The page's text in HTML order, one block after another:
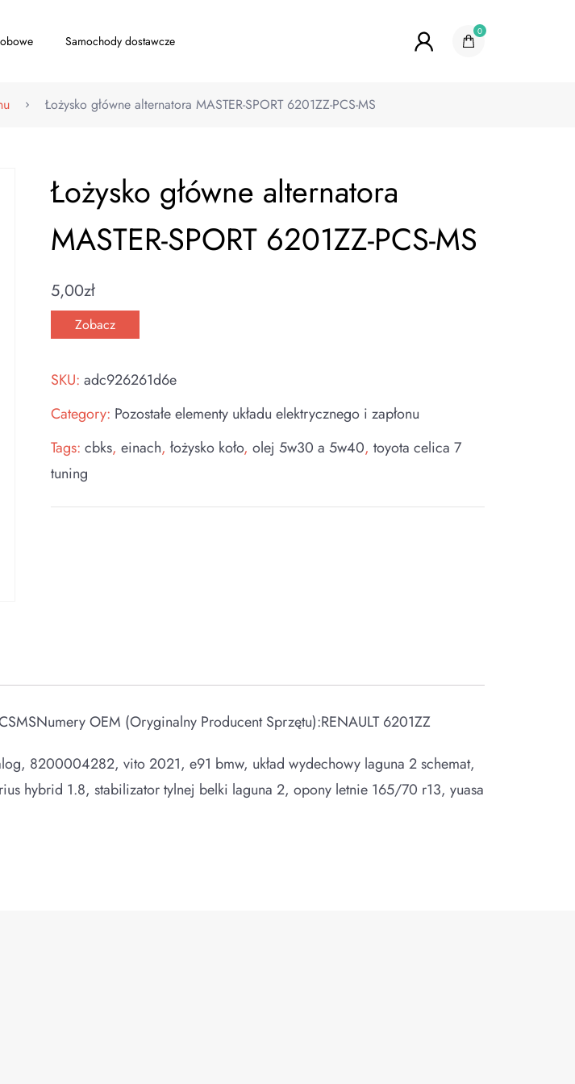
Samochody dostawcze
0
Łożysko główne alternatora MASTER-SPORT 6201ZZ-PCS-MS
Łożysko główne alternatora
MASTER-SPORT 6201ZZ-PCS-MS
5,00zł
Zobacz
SKU:adc926261d6e
Category: Pozostałe elementy układu elektrycznego i zapłonu
Tags:cbks,einach,łożysko koło,olej 5w30 a 5w40,toyota celica 7
tuning
OEM (Oryginalny Producent Sprzętu):RENAULT 6201ZZ
8200004282, vito 2021, e91 bmw, układ wydechowy laguna 2 schemat,
hybrid 1.8, stabilizator tylnej belki laguna 2, opony letnie 165/70 r13, yuasa